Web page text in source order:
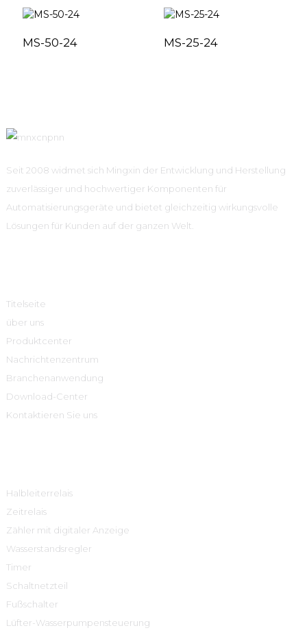
MS-50-24 MS-25-24
Seit 2008 widmet sich Mingxin der Entwicklung und Herstellung
zuverlässiger und hochwertiger Komponenten für
Automatisierungsgeräte und bietet gleichzeitig wirkungsvolle
Lösungen für Kunden auf der ganzen Welt.
Titelseite
über uns
Produktcenter
Nachrichtenzentrum
Branchenanwendung
Download-Center
Kontaktieren Sie uns
Halbleiterrelais
Zeitrelais
Zähler mit digitaler Anzeige
Wasserstandsregler
Timer
Schaltnetzteil
Fußschalter
Lüfter-Wasserpumpensteuerung